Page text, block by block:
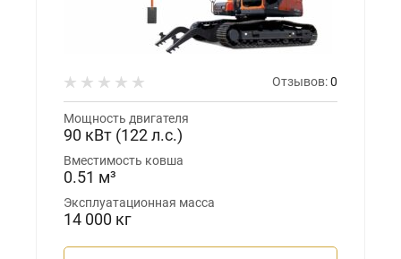
Отзывов:0
Мощность двигателя
90 кВт (122 л.с.)
Вместимость ковша
0.51 м³
Эксплуатационная масса
14 000 кг